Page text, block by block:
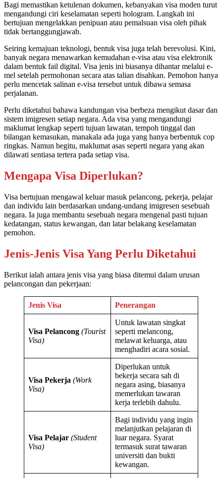
Bagi memastikan ketulenan dokumen, kebanyakan visa moden turut
mengandungi ciri keselamatan seperti hologram. Langkah ini
bertujuan mengelakkan penipuan atau pemalsuan visa oleh pihak
tidak bertanggungjawab.
Seiring kemajuan teknologi, bentuk visa juga telah berevolusi. Kini,
banyak negara menawarkan kemudahan e-visa atau visa elektronik
dalam bentuk fail digital. Visa jenis ini biasanya dihantar melalui e-
mel setelah permohonan secara atas talian disahkan. Pemohon hanya
perlu mencetak salinan e-visa tersebut untuk dibawa semasa
perjalanan.
Perlu diketahui bahawa kandungan visa berbeza mengikut dasar dan
sistem imigresen setiap negara. Ada visa yang mengandungi
maklumat lengkap seperti tujuan lawatan, tempoh tinggal dan
bilangan kemasukan, manakala ada juga yang hanya berbentuk cop
ringkas. Namun begitu, maklumat asas seperti negara yang akan
dilawati sentiasa tertera pada setiap visa.
Mengapa Visa Diperlukan?
Visa bertujuan mengawal keluar masuk pelancong, pekerja, pelajar
dan individu lain berdasarkan undang-undang imigresen sesebuah
negara. Ia juga membantu sesebuah negara mengenal pasti tujuan
kedatangan, status kewangan, dan latar belakang keselamatan
pemohon.
Jenis-Jenis Visa Yang Perlu Diketahui
Berikut ialah antara jenis visa yang biasa ditemui dalam urusan
pelancongan dan pekerjaan:
Jenis Visa Penerangan
Visa Pelancong (Tourist
Visa)
Untuk lawatan singkat
seperti melancong,
melawat keluarga, atau
menghadiri acara sosial.
Visa Pekerja (Work
Visa)
Diperlukan untuk
bekerja secara sah di
negara asing, biasanya
memerlukan tawaran
kerja terlebih dahulu.
Visa Pelajar (Student
Visa)
Bagi individu yang ingin
melanjutkan pelajaran di
luar negara. Syarat
termasuk surat tawaran
universiti dan bukti
kewangan.